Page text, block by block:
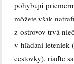
pohybujú
môžete však
z ostrovov trvá
v hľadaní leteniek
cestovky), riaďte